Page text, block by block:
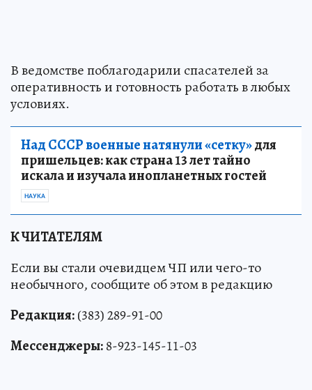
В ведомстве поблагодарили спасателей за
оперативность и готовность работать в любых
условиях.
Над СССР военные натянули «сетку»для
пришельцев: как страна 13 лет тайно
искала и изучала инопланетных гостей
НАУКА
К ЧИТАТЕЛЯМ
Если вы стали очевидцем ЧП или чего-то
необычного, сообщите об этом в редакцию
Редакция:(383) 289-91-00
Мессенджеры:8-923-145-11-03